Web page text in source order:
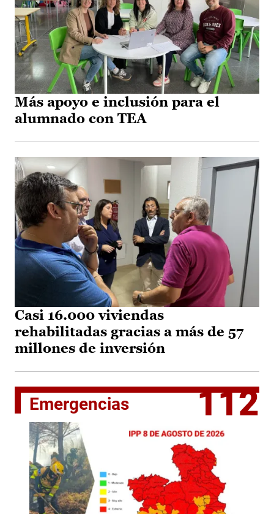
Más apoyo e inclusión para el
alumnado con TEA
Casi 16.000 viviendas
rehabilitadas gracias a más de 57
millones de inversión
Emergencias 112